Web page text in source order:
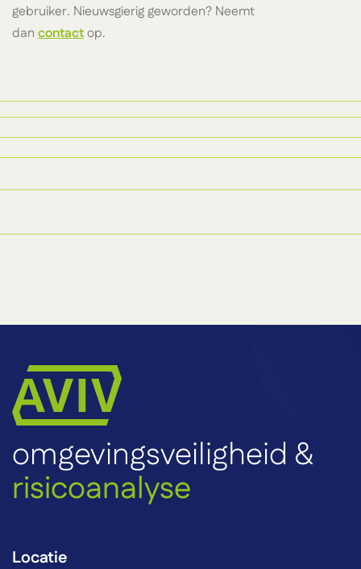
gebruiker. Nieuwsgierig geworden? Neemt
dan contactop.
omgevingsveiligheid &
risicoanalyse
Locatie